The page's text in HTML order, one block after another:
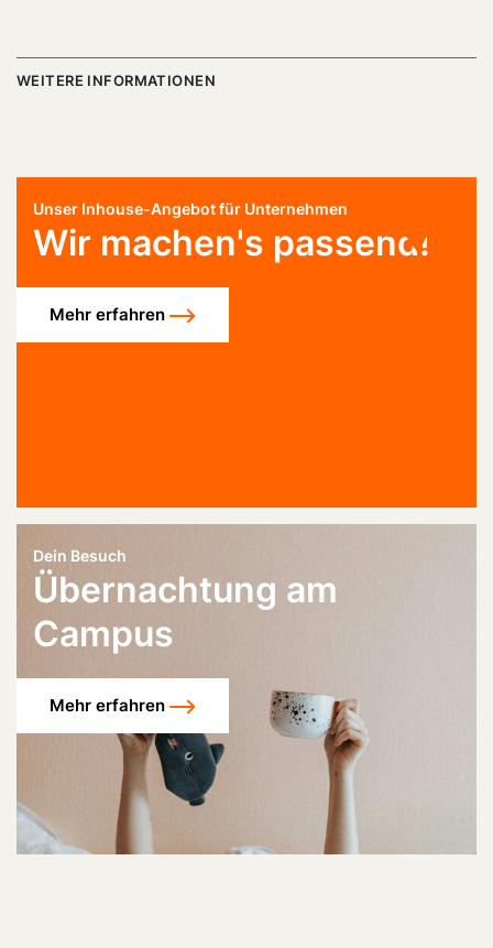
WEITERE INFORMATIONEN
Unser Inhouse-Angebot für Unternehmen
Wir machen's passend!
Mehr erfahren
Dein Besuch
Übernachtung am
Campus
Mehr erfahren